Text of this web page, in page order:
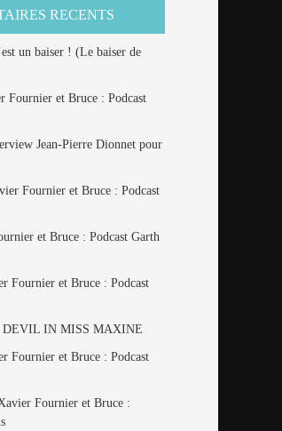
RECENTS
un baiser ! (Le baiser de
Fournier et Bruce : Podcast
Jean-Pierre Dionnet pour
Fournier et Bruce : Podcast
et Bruce : Podcast Garth
Fournier et Bruce : Podcast
DEVIL IN MISS MAXINE
Fournier et Bruce : Podcast
Fournier et Bruce :